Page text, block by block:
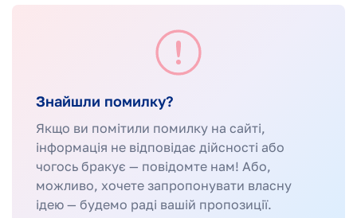
Знайшли помилку?
Якщо ви помітили помилку на сайті,
інформація не відповідає дійсності або
чогось бракує — повідомте нам! Або,
можливо, хочете запропонувати власну
ідею — будемо раді вашій пропозиції.